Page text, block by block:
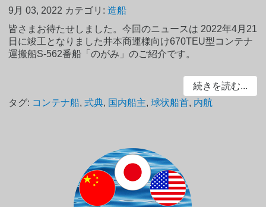
9月 03, 2022 カテゴリ:造船
皆さまお待たせしました。今回のニュースは 2022年4月21
日に竣工となりました井本商運様向け670TEU型コンテナ
運搬船S-562番船「のがみ」のご紹介です。
続きを読む...
タグ: コンテナ船,式典, 国内船主,球状船首, 内航